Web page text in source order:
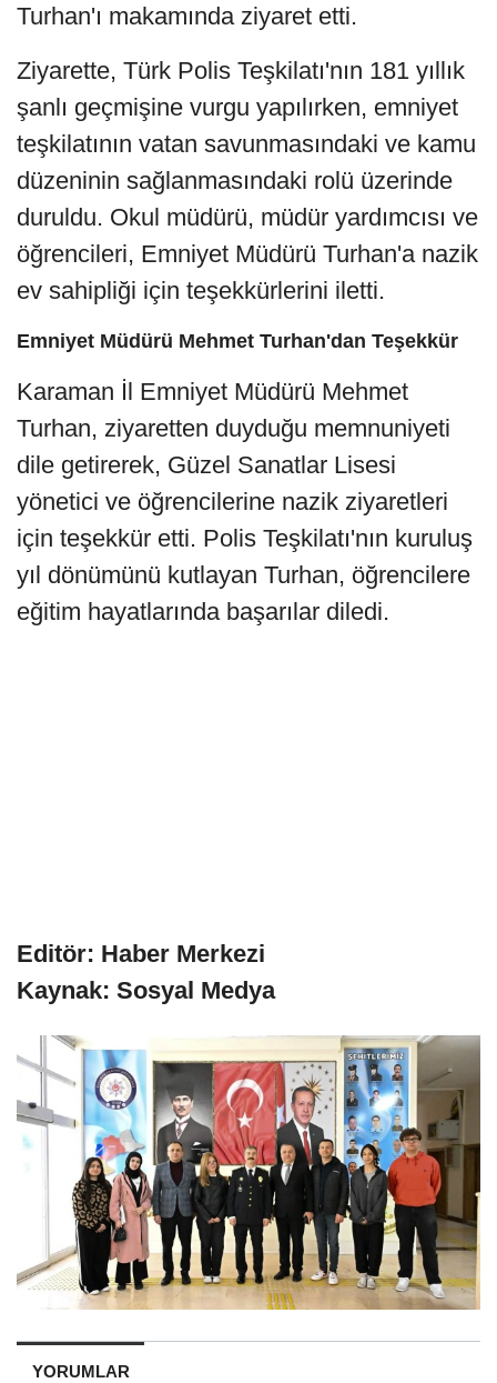
Turhan'ı makamında ziyaret etti.
Ziyarette, Türk Polis Teşkilatı'nın 181 yıllık
şanlı geçmişine vurgu yapılırken, emniyet
teşkilatının vatan savunmasındaki ve kamu
düzeninin sağlanmasındaki rolü üzerinde
duruldu. Okul müdürü, müdür yardımcısı ve
öğrencileri, Emniyet Müdürü Turhan'a nazik
ev sahipliği için teşekkürlerini iletti.
Emniyet Müdürü Mehmet Turhan'dan Teşekkür
Karaman İl Emniyet Müdürü Mehmet
Turhan, ziyaretten duyduğu memnuniyeti
dile getirerek, Güzel Sanatlar Lisesi
yönetici ve öğrencilerine nazik ziyaretleri
için teşekkür etti. Polis Teşkilatı'nın kuruluş
yıl dönümünü kutlayan Turhan, öğrencilere
eğitim hayatlarında başarılar diledi.
Editör: Haber Merkezi
Kaynak: Sosyal Medya
YORUMLAR